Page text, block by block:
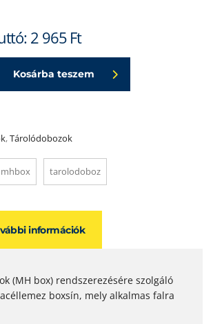
2 965Ft
Kosárba teszem
,Tárolódobozok
mhbox tarolodoboz
információk
(MH box) rendszerezésére szolgáló
boxsín, mely alkalmas falra